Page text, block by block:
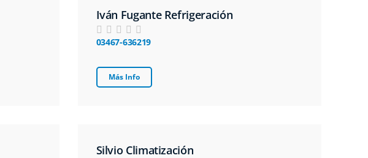
Iván Fugante Refrigeración
03467-636219
Más Info
Silvio Climatización